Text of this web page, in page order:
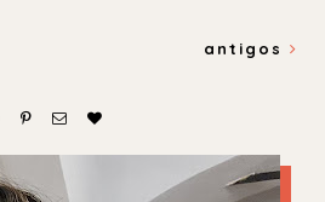
antigos